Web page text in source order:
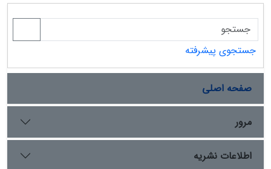
جستجوی پیشرفته
صفحه اصلی
مرور
اطلاعات نشریه